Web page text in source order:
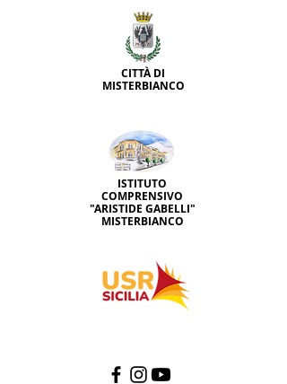
CITTÀ DI
MISTERBIANCO
ISTITUTO
COMPRENSIVO
"ARISTIDE GABELLI"
MISTERBIANCO